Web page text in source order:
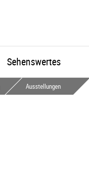
Sehenswertes
Ausstellungen